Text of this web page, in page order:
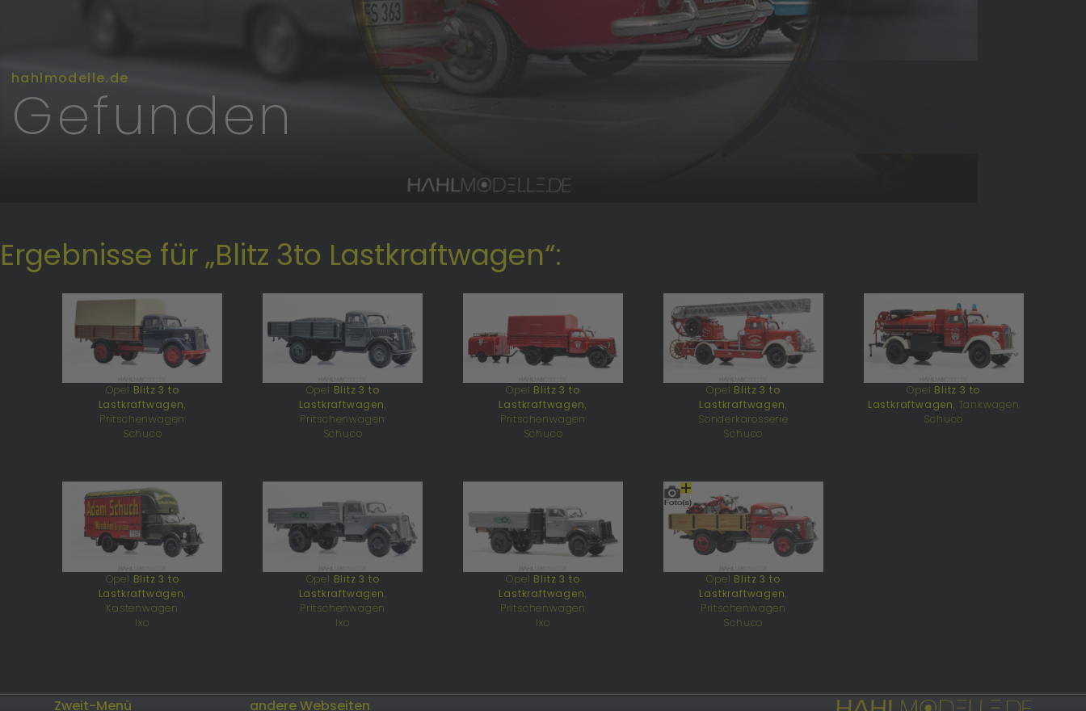
hahlmodelle.de
Gefunden
Ergebnisse für „Blitz 3to Lastkraftwagen“:
Opel Blitz 3 to
Lastkraftwagen,
Pritschenwagen
Schuco
Opel Blitz 3 to
Lastkraftwagen,
Pritschenwagen
Schuco
Opel Blitz 3 to
Lastkraftwagen,
Pritschenwagen
Schuco
Opel Blitz 3 to
Lastkraftwagen,
Sonderkarosserie
Schuco
Opel Blitz 3 to
Lastkraftwagen, Tankwagen
Schuco
Opel Blitz 3 to
Lastkraftwagen,
Kastenwagen
Ixo
Opel Blitz 3 to
Lastkraftwagen,
Pritschenwagen
Ixo
Opel Blitz 3 to
Lastkraftwagen,
Pritschenwagen
Ixo
Opel Blitz 3 to
Lastkraftwagen,
Pritschenwagen
Schuco
Zweit-Menü andere Webseiten